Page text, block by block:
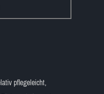
pflegeleicht,